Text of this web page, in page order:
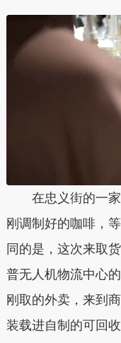
在忠义街的一家
刚调制好的咖啡，
同的是，这次来取
普无人机物流中心
刚取的外卖，来到
装载进自制的可回